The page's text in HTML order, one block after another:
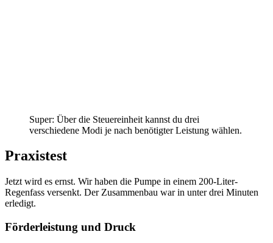
Super: Über die Steuereinheit kannst du drei
verschiedene Modi je nach benötigter Leistung wählen.
Praxistest
Jetzt wird es ernst. Wir haben die Pumpe in einem 200-Liter-
Regenfass versenkt. Der Zusammenbau war in unter drei Minuten
erledigt.
Förderleistung und Druck